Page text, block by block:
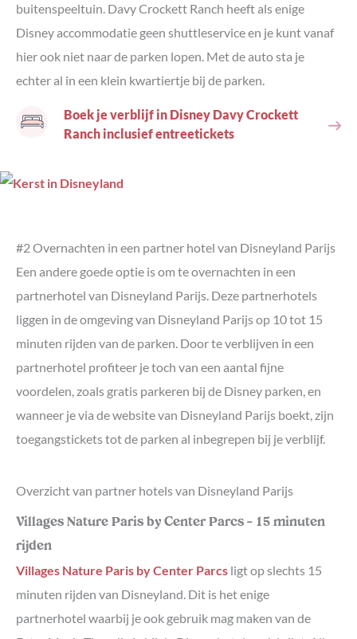
buitenspeeltuin. Davy Crockett Ranch heeft als enige
Disney accommodatie geen shuttleservice en je kunt vanaf
hier ook niet naar de parken lopen. Met de auto sta je
echter al in een klein kwartiertje bij de parken.
Boek je verblijf in Disney Davy Crockett
Ranch inclusief entreetickets
#2 Overnachten in een partner hotel van Disneyland Parijs
Een andere goede optie is om te overnachten in een
partnerhotel van Disneyland Parijs. Deze partnerhotels
liggen in de omgeving van Disneyland Parijs op 10 tot 15
minuten rijden van de parken. Door te verblijven in een
partnerhotel profiteer je toch van een aantal fijne
voordelen, zoals gratis parkeren bij de Disney parken, en
wanneer je via de website van Disneyland Parijs boekt, zijn
toegangstickets tot de parken al inbegrepen bij je verblijf.
Overzicht van partner hotels van Disneyland Parijs
Villages Nature Paris by Center Parcs – 15 minuten
rijden
Villages Nature Paris by Center Parcs ligt op slechts 15
minuten rijden van Disneyland. Dit is het enige
partnerhotel waarbij je ook gebruik mag maken van de